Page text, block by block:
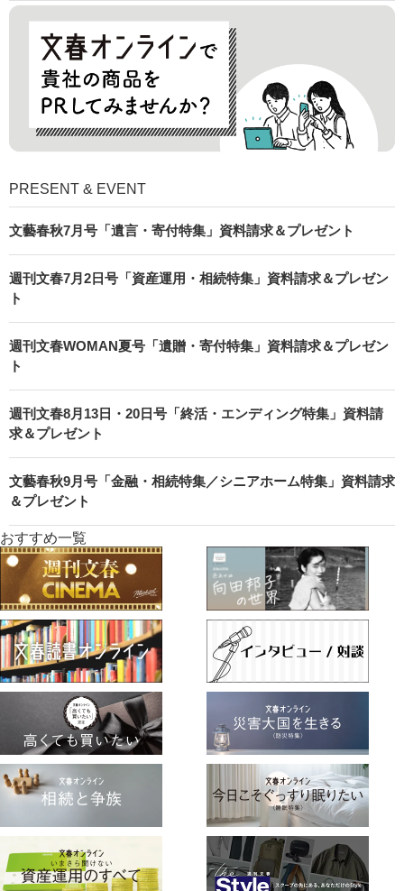
PRESENT & EVENT
文藝春秋7月号「遺言・寄付特集」資料請求＆プレゼント
週刊文春7月2日号「資産運用・相続特集」資料請求＆プレゼン
ト
週刊文春WOMAN夏号「遺贈・寄付特集」資料請求＆プレゼン
ト
週刊文春8月13日・20日号「終活・エンディング特集」資料請
求＆プレゼント
文藝春秋9月号「金融・相続特集／シニアホーム特集」資料請求
＆プレゼント
おすすめ一覧